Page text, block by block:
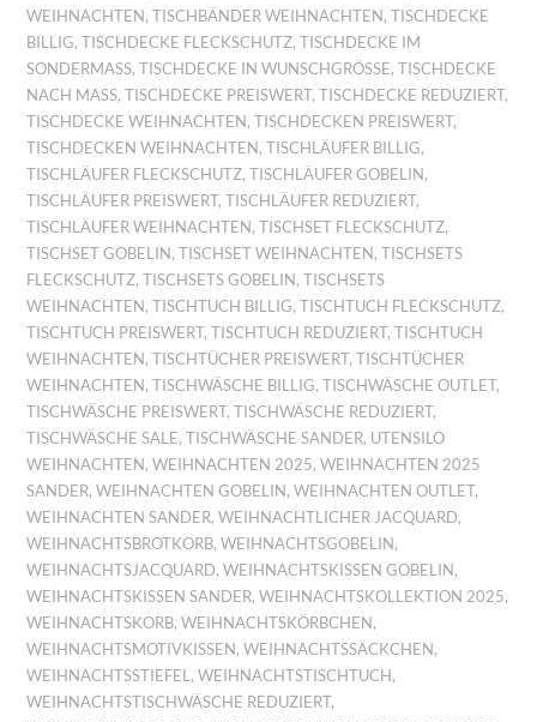
WEIHNACHTEN,TISCHBÄNDER WEIHNACHTEN,TISCHDECKE
BILLIG,TISCHDECKE FLECKSCHUTZ,TISCHDECKE IM
SONDERMASS ,TISCHDECKE IN WUNSCHGRÖSSE ,TISCHDECKE
NACH MASS ,TISCHDECKE PREISWERT,TISCHDECKE REDUZIERT,
TISCHDECKE WEIHNACHTEN,TISCHDECKEN PREISWERT,
TISCHDECKEN WEIHNACHTEN,TISCHLÄUFER BILLIG,
TISCHLÄUFER FLECKSCHUTZ,TISCHLÄUFER GOBELIN,
TISCHLÄUFER PREISWERT,TISCHLÄUFER REDUZIERT,
TISCHLÄUFER WEIHNACHTEN,TISCHSET FLECKSCHUTZ,
TISCHSET GOBELIN,TISCHSET WEIHNACHTEN,TISCHSETS
FLECKSCHUTZ,TISCHSETS GOBELIN,TISCHSETS
WEIHNACHTEN,TISCHTUCH BILLIG,TISCHTUCH FLECKSCHUTZ,
TISCHTUCH PREISWERT,TISCHTUCH REDUZIERT,TISCHTUCH
WEIHNACHTEN,TISCHTÜCHER PREISWERT,TISCHTÜCHER
WEIHNACHTEN,TISCHWÄSCHE BILLIG,TISCHWÄSCHE OUTLET,
TISCHWÄSCHE PREISWERT,TISCHWÄSCHE REDUZIERT,
TISCHWÄSCHE SALE,TISCHWÄSCHE SANDER, UTENSILO
WEIHNACHTEN,WEIHNACHTEN 2025,WEIHNACHTEN 2025
SANDER,WEIHNACHTEN GOBELIN,WEIHNACHTEN OUTLET,
WEIHNACHTEN SANDER,WEIHNACHTLICHER JACQUARD,
WEIHNACHTSBROTKORB,WEIHNACHTSGOBELIN,
WEIHNACHTSJACQUARD,WEIHNACHTSKISSEN GOBELIN,
WEIHNACHTSKISSEN SANDER,WEIHNACHTSKOLLEKTION 2025,
WEIHNACHTSKORB,WEIHNACHTSKÖRBCHEN,
WEIHNACHTSMOTIVKISSEN,WEIHNACHTSSÄCKCHEN,
WEIHNACHTSSTIEFEL ,WEIHNACHTSTISCHTUCH,
WEIHNACHTSTISCHWÄSCHE REDUZIERT,